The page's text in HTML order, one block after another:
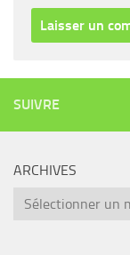
SUIVRE
ARCHIVES
Archives